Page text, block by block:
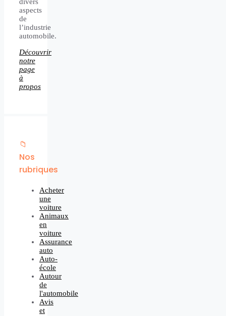
aspects
de
l’industrie
automobile.
Découvrir
notre
page
à
propos
📁
Nos
rubriques
Acheter
une
voiture
Animaux
en
voiture
Assurance
auto
Auto-
école
Autour
de
l'automobile
Avis
et